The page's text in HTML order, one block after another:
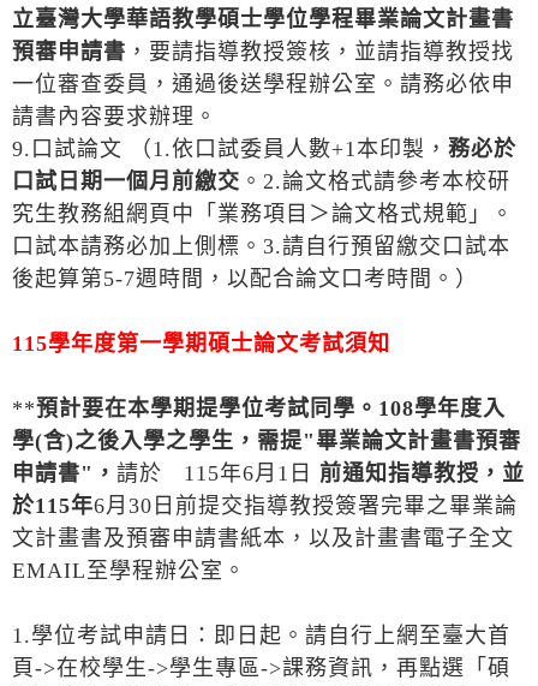
立臺灣大學華語教學碩士學位學程畢業論文計畫書
預審申請書 ，要請指導教授簽核，並請指導教授找
一位審查委員，通過後送學程辦公室。請務必依申
請書內容要求辦理。
9.口試論文 （1.依口試委員人數+1本印製， 務必於
口試日期一個月前繳交 。2.論文格式請參考本校研
究生教務組網頁中「業務項目＞論文格式規範」。
口試本請務必加上側標。3.請自行預留繳交口試本
後起算第5-7週時間，以配合論文口考時間。）
115學年度第一學期碩士論文考試須知
**預計要在本學期提學位考試同學。 108學年度入
學(含)之後入學之學生，需提" 畢業論文計畫書預審
申請書" ， 請於 115年6月1日 前通知指導教授，並
於115年6月30日前提交指導教授簽署完畢之畢業論
文計畫書及預審申請書紙本，以及計畫書電子全文
EMAIL至學程辦公室。
1.學位考試申請日：即日起。請自行上網至臺大首
頁->在校學生->學生專區->課務資訊，再點選「碩